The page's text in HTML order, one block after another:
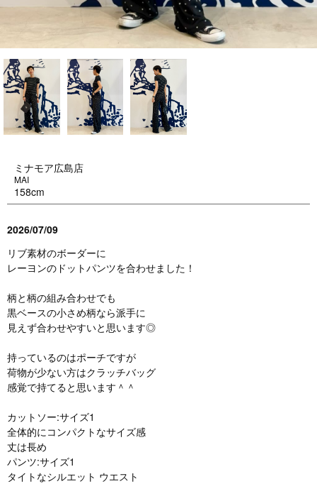
ミナモア広島店
MAI
158cm
2026/07/09
リブ素材のボーダーに
レーヨンのドットパンツを合わせました！
柄と柄の組み合わせでも
黒ベースの小さめ柄なら派手に
見えず合わせやすいと思います◎
持っているのはポーチですが
荷物が少ない方はクラッチバッグ
感覚で持てると思います＾＾
カットソー:サイズ1
全体的にコンパクトなサイズ感
丈は長め
パンツ:サイズ1
タイトなシルエット ウエスト